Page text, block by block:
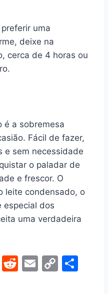
preferir uma
deixe na
cerca de 4 horas ou
é a sobremesa
Fácil de fazer,
e sem necessidade
o paladar de
e frescor. O
leite condensado, o
especial dos
uma verdadeira
T
R
E
C